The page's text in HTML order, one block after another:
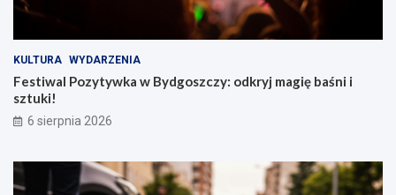
KULTURA WYDARZENIA
Festiwal Pozytywka w Bydgoszczy: odkryj magię baśni i
sztuki!
6 sierpnia 2026